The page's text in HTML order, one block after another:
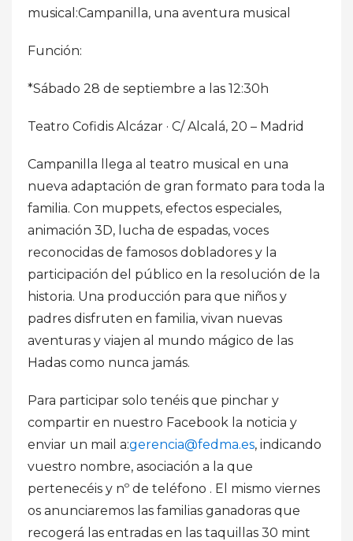
musical:Campanilla, una aventura musical
Función:
*Sábado 28 de septiembre a las 12:30h
Teatro Cofidis Alcázar · C/ Alcalá, 20 – Madrid
Campanilla llega al teatro musical en una
nueva adaptación de gran formato para toda la
familia. Con muppets, efectos especiales,
animación 3D, lucha de espadas, voces
reconocidas de famosos dobladores y la
participación del público en la resolución de la
historia. Una producción para que niños y
padres disfruten en familia, vivan nuevas
aventuras y viajen al mundo mágico de las
Hadas como nunca jamás.
Para participar solo tenéis que pinchar y
compartir en nuestro Facebook la noticia y
enviar un mail a:gerencia@fedma.es, indicando
vuestro nombre, asociación a la que
pertenecéis y nº de teléfono . El mismo viernes
os anunciaremos las familias ganadoras que
recogerá las entradas en las taquillas 30 mint